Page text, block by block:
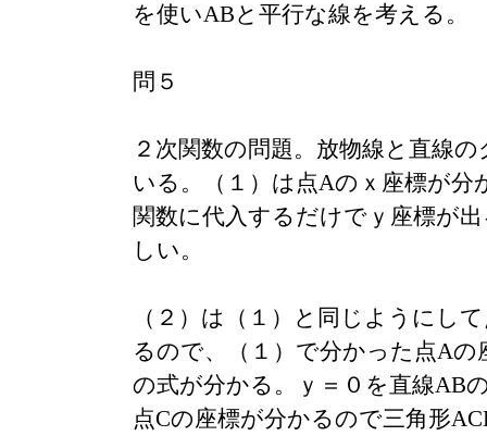
を使いABと平行な線を考える。
問５
２次関数の問題。放物線と直線
いる。（１）は点Aのｘ座標が分
関数に代入するだけでｙ座標が
しい。
（２）は（１）と同じようにし
るので、（１）で分かった点Aの
の式が分かる。ｙ＝０を直線AB
点Cの座標が分かるので三角形